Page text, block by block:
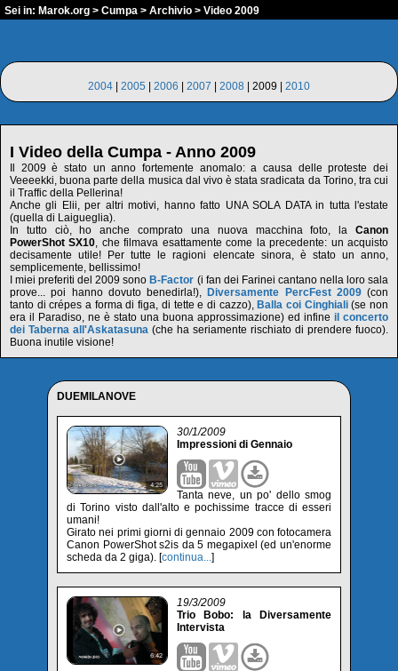
Sei in: Marok.org > Cumpa > Archivio > Video 2009
2004 2005 2006 2007 2008 | 2009 | 2010
I Video della Cumpa - Anno 2009
Il 2009 è stato un anno fortemente anomalo: a causa delle proteste dei
Veeeekki, buona parte della musica dal vivo è stata sradicata da Torino, tra cui
il Traffic della Pellerina!
Anche gli Elii, per altri motivi, hanno fatto UNA SOLA DATA in tutta l'estate
(quella di Laigueglia).
In tutto ciò, ho anche comprato una nuova macchina foto, la Canon
PowerShot SX10, che filmava esattamente come la precedente: un acquisto
decisamente utile! Per tutte le ragioni elencate sinora, è stato un anno,
semplicemente, bellissimo!
I miei preferiti del 2009 sono B-Factor (i fan dei Farinei cantano nella loro sala
prove... poi hanno dovuto benedirla!), Diversamente PercFest 2009(con
tanto di crépes a forma di figa, di tette e di cazzo), Balla coi Cinghiali(se non
era il Paradiso, ne è stato una buona approssimazione) ed infine il concerto
dei Taberna all'Askatasuna (che ha seriamente rischiato di prendere fuoco).
Buona inutile visione!
DUEMILANOVE
30/1/2009
Impressioni di Gennaio
Tanta neve, un po' dello smog
di Torino visto dall'alto e pochissime tracce di esseri
umani!
Girato nei primi giorni di gennaio 2009 con fotocamera
Canon PowerShot s2is da 5 megapixel (ed un'enorme
scheda da 2 giga). [continua...]
19/3/2009
Trio Bobo: la Diversamente
Intervista